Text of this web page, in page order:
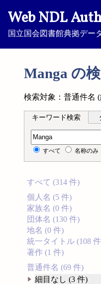
Web NDL
国立国会図書館典拠デー
Manga の
検索対象：普通件名 (
キーワード検索
キーワード検索
すべて 名称のみ
すべて (314 件)
個人名 (5 件)
家族名 (0 件)
団体名 (130 件)
地名 (0 件)
統一タイトル (108
著作 (1 件)
普通件名 (69 件)
細目なし (3 件)